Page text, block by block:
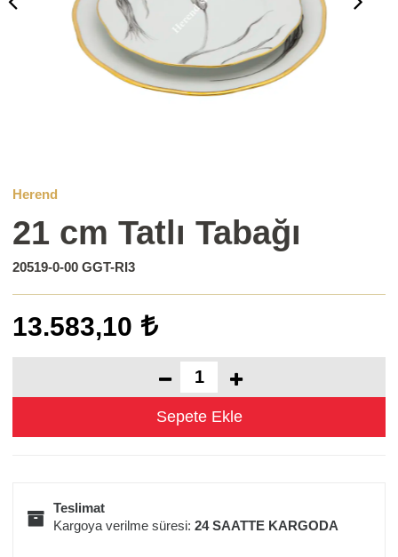
Herend
21 cm Tatlı Tabağı
20519-0-00 GGT-RI3
13.583,10
Teslimat
Kargoya verilme süresi:24 SAATTE KARGODA